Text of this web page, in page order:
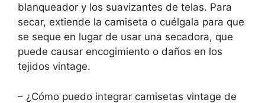
blanqueador y los suavizantes de telas. Para
secar, extiende la camiseta o cuélgala para que
se seque en lugar de usar una secadora, que
puede causar encogimiento o daños en los
tejidos vintage.
– ¿Cómo puedo integrar camisetas vintage de